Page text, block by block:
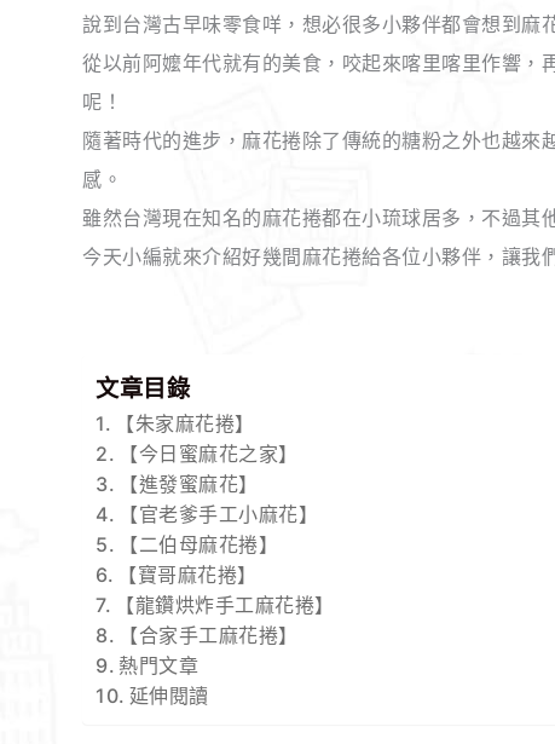
說到台灣古早味零食咩，想必很多小夥伴都會想到麻
從以前阿嬤年代就有的美食，咬起來喀里喀里作響，
呢！
隨著時代的進步，麻花捲除了傳統的糖粉之外也越來
感。
雖然台灣現在知名的麻花捲都在小琉球居多，不過其
今天小編就來介紹好幾間麻花捲給各位小夥伴，讓我
文章目錄
【朱家麻花捲】
【今日蜜麻花之家】
【進發蜜麻花】
【官老爹手工小麻花】
【二伯母麻花捲】
【寶哥麻花捲】
【龍鑽烘炸手工麻花捲】
【合家手工麻花捲】
熱門文章
延伸閱讀